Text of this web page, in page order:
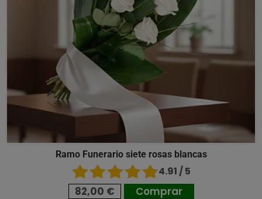
Ramo Funerario siete rosas blancas
4.91 / 5
82,00 € Comprar